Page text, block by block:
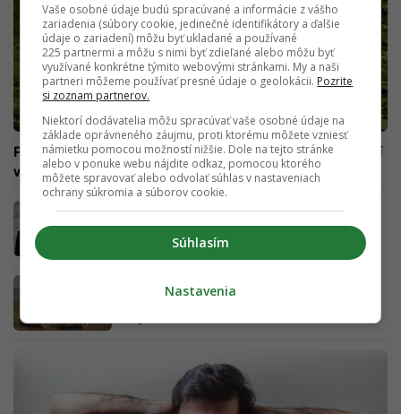
Polícia našla muža so zbraňou a zraneniami v bezvedomí
v lese. Po prebudení im povedal zvláštny príbeh
Šimkovičová má zvýšenú ochranu, hrozili jej
smrťou. Machala sa Ondríka pýta, či naňho
vytiahne zbraň
Nová elektronická zbraň Ruska dokáže rušiť
Muskov Starlink. Môže ísť o zlomový bod vo
Vaše osobné údaje budú spracúvané a informácie z vášho
zariadenia (súbory cookie, jedinečné identifikátory a ďalšie
údaje o zariadení) môžu byť ukladané a používané
225 partnermi a môžu s nimi byť zdieľané alebo môžu byť
využívané konkrétne týmito webovými stránkami. My a naši
partneri môžeme používať presné údaje o geolokácii. Pozrite
si zoznam partnerov.
Niektorí dodávatelia môžu spracúvať vaše osobné údaje na
základe oprávneného záujmu, proti ktorému môžete vzniesť
námietku pomocou možností nižšie. Dole na tejto stránke
alebo v ponuke webu nájdite odkaz, pomocou ktorého
môžete spravovať alebo odvolať súhlas v nastaveniach
ochrany súkromia a súborov cookie.
Súhlasím
Nastavenia